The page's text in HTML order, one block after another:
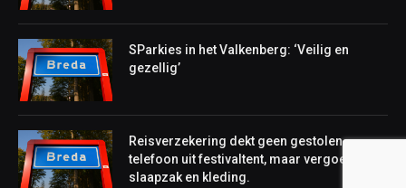
SParkies in het Valkenberg: ‘Veilig en
gezellig’
Reisverzekering dekt geen gestolen
telefoon uit festivaltent, maar vergoedt wel
slaapzak en kleding.